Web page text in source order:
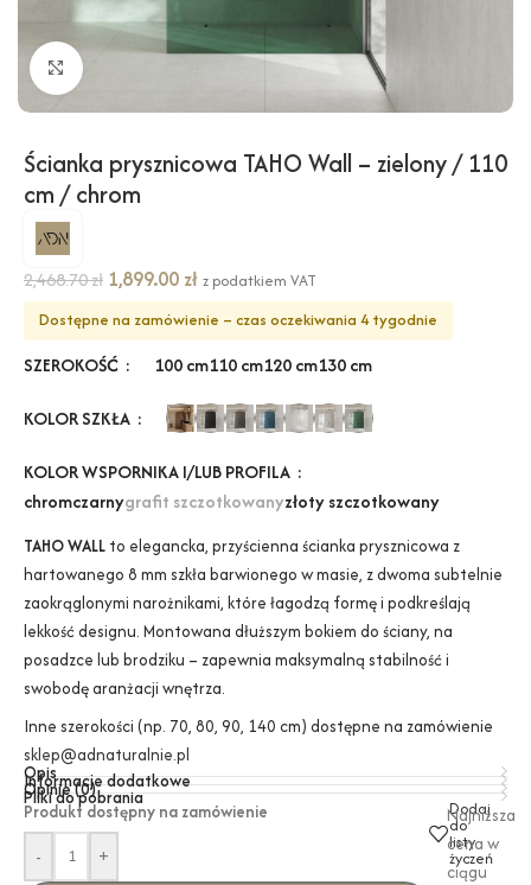
Kliknij, aby powiększyć
Ścianka prysznicowa TAHO Wall – zielony / 110
cm / chrom
2,468.70zł 1,899.00 zł z podatkiem VAT
Dostępne na zamówienie – czas oczekiwania 4 tygodnie
SZEROKOŚĆ 100 cm110 cm120 cm130 cm
KOLOR SZKŁA
KOLOR WSPORNIKA I/LUB PROFILA
chromczarnygrafit szczotkowanyzłoty szczotkowany
TAHO WALL to elegancka, przyścienna ścianka prysznicowa z
hartowanego 8 mm szkła barwionego w masie, z dwoma subtelnie
zaokrąglonymi narożnikami, które łagodzą formę i podkreślają
lekkość designu. Montowana dłuższym bokiem do ściany, na
posadzce lub brodziku – zapewnia maksymalną stabilność i
swobodę aranżacji wnętrza.
Inne szerokości (np. 70, 80, 90, 140 cm) dostępne na zamówienie
sklep@adnaturalnie.pl
Opis
Informacje dodatkowe
Opinie (0)
Pliki do pobrania
Produkt dostępny na zamówienie
-
+
Dodaj
do
listy
życzeń
Najniższa
cena w
ciągu